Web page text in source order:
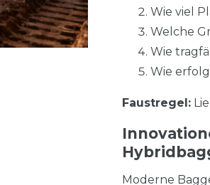
Wie viel
Welche
Wie
Wie
Faustregel:
Moderne